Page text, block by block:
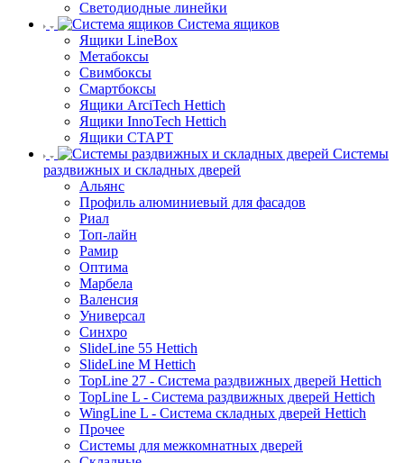
Светодиодные линейки
Система ящиков
Ящики LineBox
Метабоксы
Свимбоксы
Смартбоксы
Ящики ArciTech Hettich
Ящики InnoTech Hettich
Ящики СТАРТ
Системы
раздвижных и складных дверей
Альянс
Профиль алюминиевый для фасадов
Риал
Топ-лайн
Рамир
Оптима
Марбела
Валенсия
Универсал
Синхро
SlideLine 55 Hettich
SlideLine M Hettich
TopLine 27 - Система раздвижных дверей Hettich
TopLine L - Система раздвижных дверей Hettich
WingLine L - Система складных дверей Hettich
Прочее
Системы для межкомнатных дверей